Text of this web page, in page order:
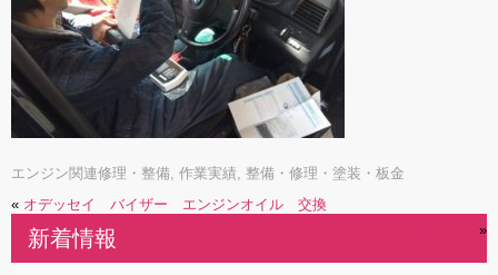
エンジン関連修理・整備, 作業実績, 整備・修理・塗装・板金
« オデッセイ バイザー エンジンオイル 交換
»
新着情報